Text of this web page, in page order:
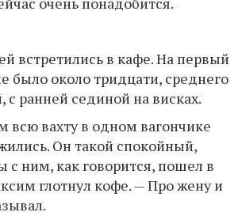
встретились в кафе. На первый
было около тридцати, среднего
с ранней сединой на висках.
вахту в одном вагончике
Он такой спокойный,
ним, как говорится, пошел в
глотнул кофе. — Про жену и